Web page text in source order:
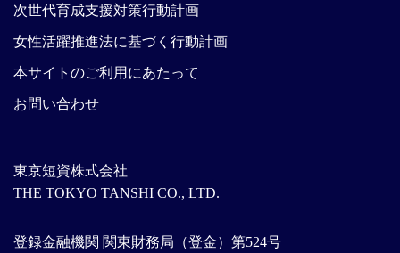
東京短資株式会社
THE TOKYO TANSHI CO., LTD.
登録金融機関 関東財務局（登金）第524号
次世代育成支援対策行動計画
女性活躍推進法に基づく行動計画
本サイトのご利用にあたって
お問い合わせ